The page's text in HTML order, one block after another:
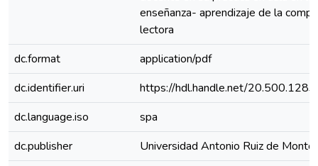
enseñanza- aprendizaje de la
lectora
dc.format
application/pdf
dc.identifier.uri
https://hdl.handle.net/
dc.language.iso
spa
dc.publisher
Universidad Antonio Ruiz de